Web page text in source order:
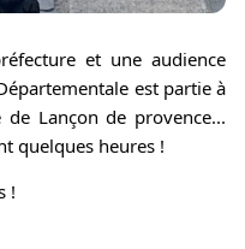
et une audience
est partie à
Lançon de provence...
quelques heures !
!